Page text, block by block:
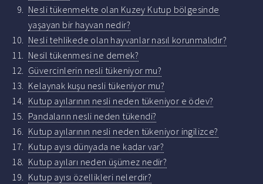
Nesli tükenmekte olan Kuzey Kutup bölgesinde
yaşayan bir hayvan nedir?
Nesli tehlikede olan hayvanlar nasıl korunmalıdır?
Nesil tükenmesi ne demek?
Güvercinlerin nesli tükeniyor mu?
Kelaynak kuşu nesli tükeniyor mu?
Kutup ayılarının nesli neden tükeniyor e ödev?
Pandaların nesli neden tükendi?
Kutup ayılarının nesli neden tükeniyor ingilizce?
Kutup ayısı dünyada ne kadar var?
Kutup ayıları neden üşümez nedir?
Kutup ayısı özellikleri nelerdir?